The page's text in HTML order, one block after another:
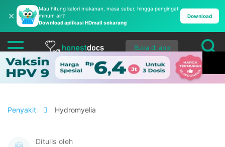
✕
Mau hitung kalori makanan, masa subur, hingga pengingat
minum air?
Download aplikasi HDmall sekarang
Download
Buka di app
Penyakit Hydromyelia
Ditulis oleh